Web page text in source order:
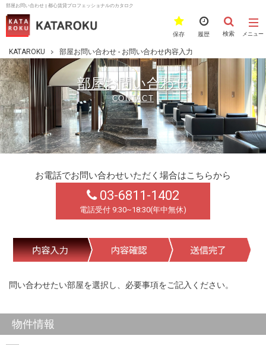
部屋お問い合わせ | 都心賃貸プロフェッショナルのカタロク
メニュー
検索
履歴
保存
KATAROKU 部屋お問い合わせ - お問い合わせ内容入力
部屋お問い合わせ
CONTACT
お電話でお問い合わせいただく場合はこちらから
03-6811-1402
電話受付 9:30~18:30(年中無休)
問い合わせたい部屋を選択し、必要事項をご記入ください。
物件情報